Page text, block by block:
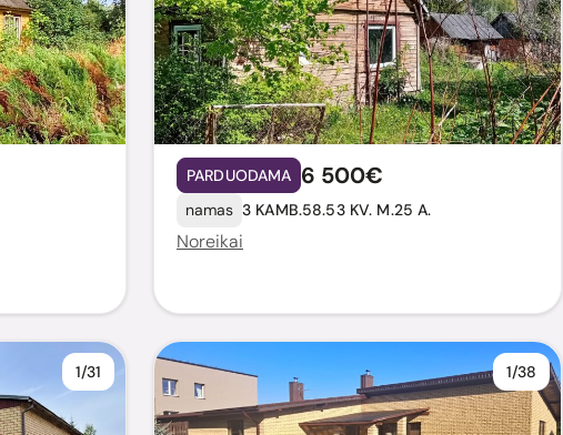
PARDUODAMA 6 500€
namas 3 KAMB.58.53 KV. M.25 A.
Noreikai
1/31 1/38